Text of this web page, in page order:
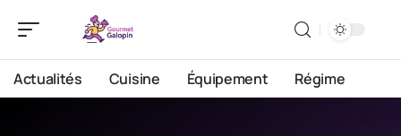
Actualités Cuisine Équipement Régime